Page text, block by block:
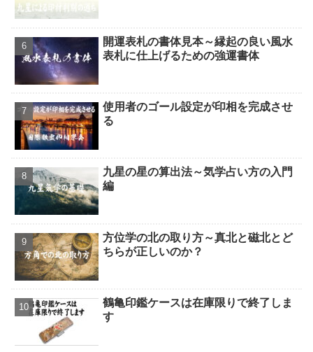
開運表札の書体見本～縁起の良い風水
表札に仕上げるための強運書体
使用者のゴール設定が印相を完成させ
る
九星の星の算出法～気学占い方の入門
編
方位学の北の取り方～真北と磁北とど
ちらが正しいのか？
鶴亀印鑑ケースは在庫限りで終了しま
す